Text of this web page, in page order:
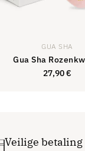
GUA SHA
Gua Sha
27,90€
Veilige betaling